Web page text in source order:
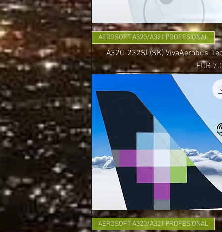
AEROSOFT A320/A321 PROFESIONAL
A320-232SL(SK) VivaAerobus
Precio
EUR
AEROSOFT A320/A321 PROFESIONAL